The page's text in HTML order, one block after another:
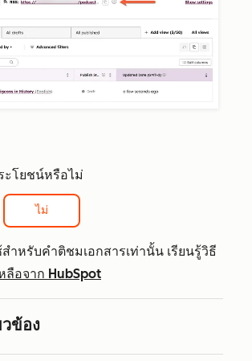
โยชน์หรือไม่
ไม่
ำหรับคำติชมเอกสารเท่านั้น เรียนรู้วิธี
ลือจาก HubSpot
ข้อง